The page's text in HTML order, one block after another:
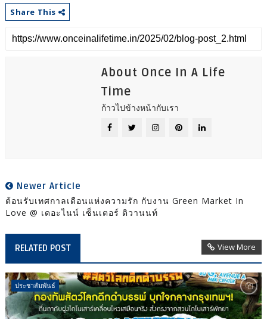
Share This
About Once In A Life
Time
ก้าวไปข้างหน้ากับเรา
Newer Article
ต้อนรับเทศกาลเดือนแห่งความรัก กับงาน Green Market In
Love @ เดอะไนน์ เซ็นเตอร์ ติวานนท์
RELATED POST View More
ประชาสัมพันธ์